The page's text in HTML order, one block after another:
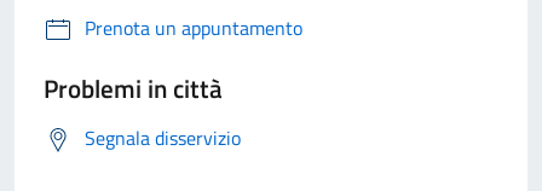
Prenota un appuntamento
Problemi in città
Segnala disservizio